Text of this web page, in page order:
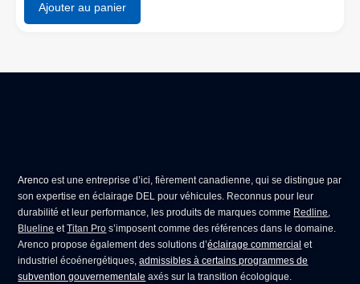
Ajouter au panier
Arenco est une entreprise d’ici, fièrement canadienne, qui se distingue par
son expertise enéclairage DEL pour véhicules. Reconnus pour leur
durabilité et leur performance, les produits de marques comme Redline,
Blueline etTitan Pro s’imposent comme des références dans le domaine.
Arenco propose également des solutions d’éclairage commercial et
industriel écoénergétiques,admissibles à certains programmes de
subvention gouvernementale axés sur la transition écologique.